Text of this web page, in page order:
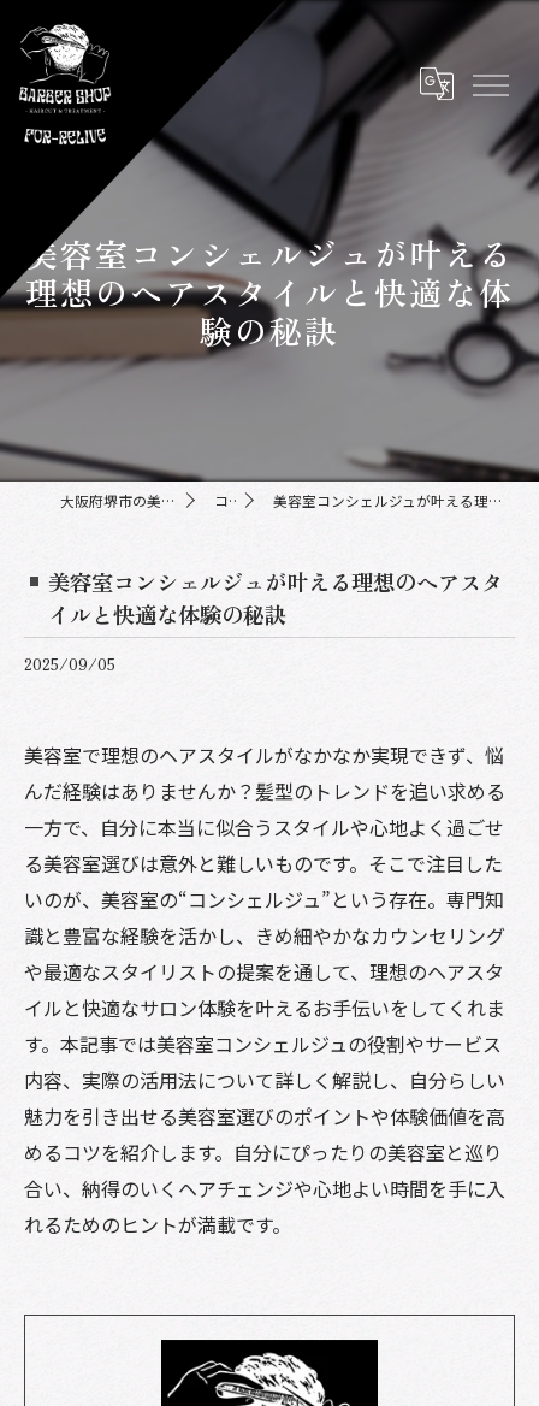
美容室コンシェルジュが叶える
理想のヘアスタイルと快適な体
験の秘訣
大阪府堺市の美容室ならFor-Relive コラム 美容室コンシェルジュが叶える理想のヘアスタイルと快適な体験の秘訣
美容室コンシェルジュが叶える理想のヘアスタ
イルと快適な体験の秘訣
2025/09/05
美容室で理想のヘアスタイルがなかなか実現できず、悩
んだ経験はありませんか？髪型のトレンドを追い求める
一方で、自分に本当に似合うスタイルや心地よく過ごせ
る美容室選びは意外と難しいものです。そこで注目した
いのが、美容室の“コンシェルジュ”という存在。専門知
識と豊富な経験を活かし、きめ細やかなカウンセリング
や最適なスタイリストの提案を通して、理想のヘアスタ
イルと快適なサロン体験を叶えるお手伝いをしてくれま
す。本記事では美容室コンシェルジュの役割やサービス
内容、実際の活用法について詳しく解説し、自分らしい
魅力を引き出せる美容室選びのポイントや体験価値を高
めるコツを紹介します。自分にぴったりの美容室と巡り
合い、納得のいくヘアチェンジや心地よい時間を手に入
れるためのヒントが満載です。